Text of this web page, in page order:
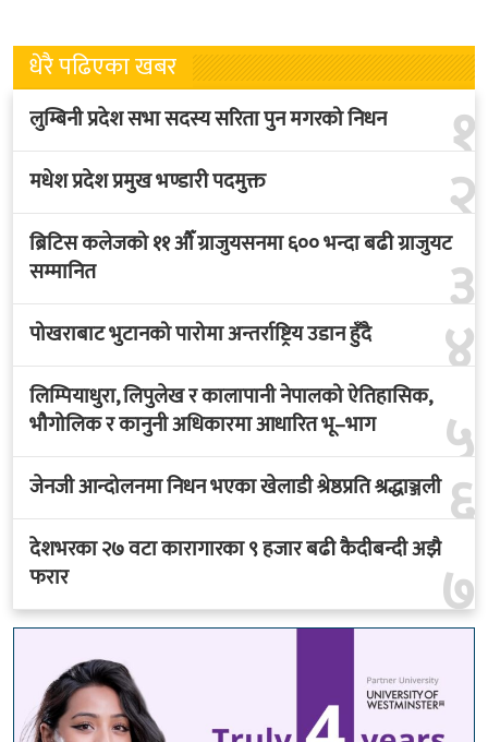
धेरै पढिएका खबर
१
लुम्बिनी प्रदेश सभा सदस्य सरिता पुन मगरको निधन
२
मधेश प्रदेश प्रमुख भण्डारी पदमुक्त
३
ब्रिटिस कलेजको ११ औँ ग्राजुयसनमा ६०० भन्दा बढी ग्राजुयट
सम्मानित
४
पोखराबाट भुटानको पारोमा अन्तर्राष्ट्रिय उडान हुँदै
५
लिम्पियाधुरा, लिपुलेख र कालापानी नेपालको ऐतिहासिक,
भौगोलिक र कानुनी अधिकारमा आधारित भू–भाग
६
जेनजी आन्दोलनमा निधन भएका खेलाडी श्रेष्ठप्रति श्रद्धाञ्जली
७
देशभरका २७ वटा कारागारका ९ हजार बढी कैदीबन्दी अझै
फरार